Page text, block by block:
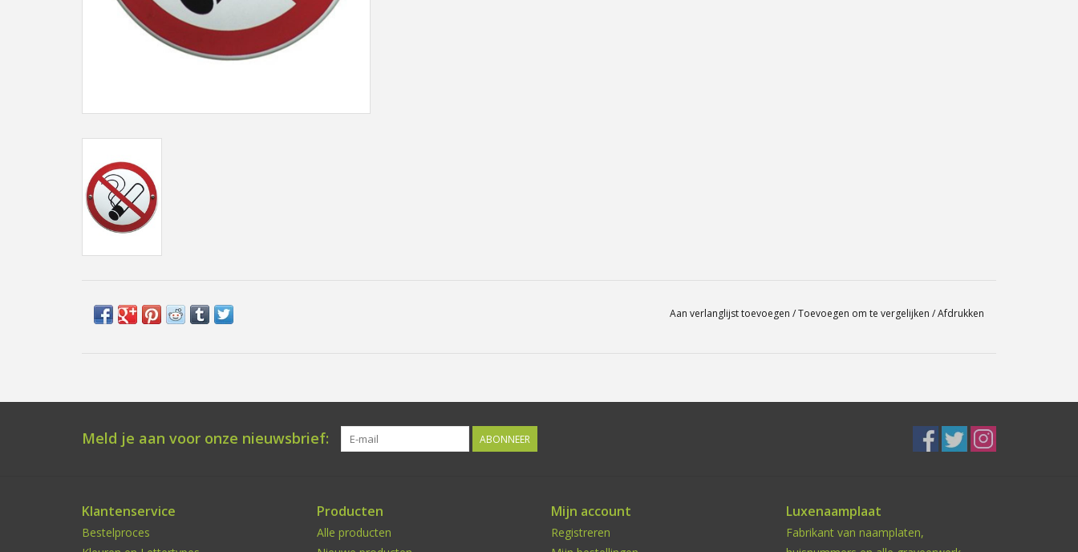
Aan verlanglijst toevoegen /Toevoegen om te vergelijken /Afdrukken
Meld je aan voor onze nieuwsbrief: ABONNEER
Klantenservice
Bestelproces
Producten
Alle producten
Mijn account
Registreren
Luxenaamplaat
Fabrikant van naamplaten,